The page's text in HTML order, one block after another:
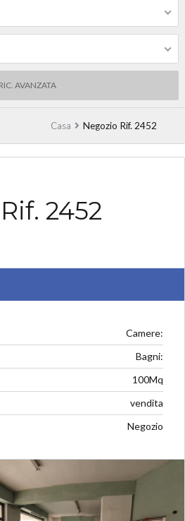
RIC. AVANZATA
Casa Negozio Rif. 2452
2452
Camere:
Bagni:
100Mq
vendita
Negozio